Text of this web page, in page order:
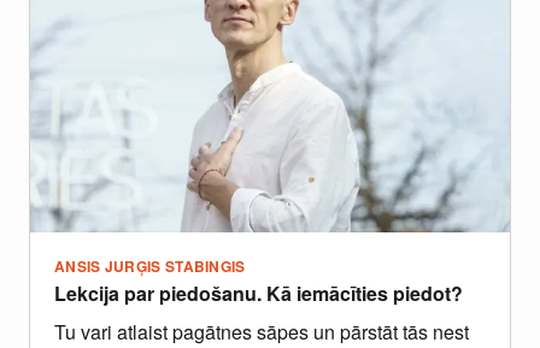
ANSIS JURĢIS STABINGIS
Lekcija par piedošanu. Kā iemācīties piedot?
Tu vari atlaist pagātnes sāpes un pārstāt tās nest